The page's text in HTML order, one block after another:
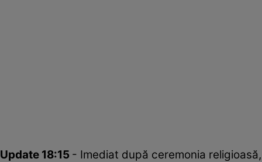
Update 18:15 - Imediat după ceremonia